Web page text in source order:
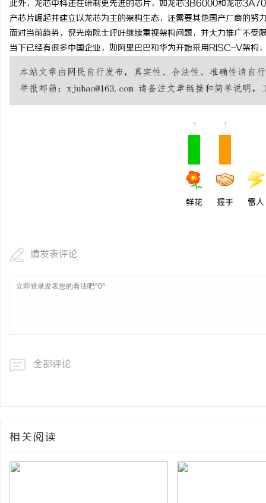
此外，龙芯中科还在研制更先进的芯片，如龙芯3B6000和龙芯
产芯片崛起并建立以龙芯为主的架构生态，还需要其他国产厂商的努
面对当前趋势，倪光南院士呼吁继续重视架构问题，并大力推广不
当下已经有很多中国企业，如阿里巴巴和华为开始采用RISC-V架构
1
鲜花
1
握手 雷人
请发表评论
全部评论
相关阅读